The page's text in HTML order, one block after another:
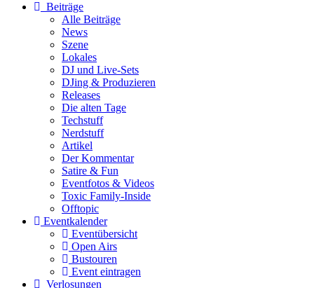
Beiträge
Alle Beiträge
News
Szene
Lokales
DJ und Live-Sets
DJing & Produzieren
Releases
Die alten Tage
Techstuff
Nerdstuff
Artikel
Der Kommentar
Satire & Fun
Eventfotos & Videos
Toxic Family-Inside
Offtopic
Eventkalender
Eventübersicht
Open Airs
Bustouren
Event eintragen
Verlosungen